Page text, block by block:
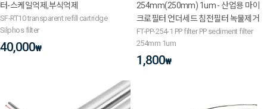
터-스케일억제,부식억제
SF-RT10 transparent refill cartridge
Silphos filter
40,000₩
254mm(250mm) 1um - 산업용 마이
크로필터 언더세드 침전필터 녹물제거
FT-PP-254-1 PP filter PP sediment filter
254mm 1um
1,800₩